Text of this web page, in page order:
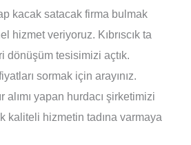
kacak satacak firma bulmak
hizmet veriyoruz. Kıbrıscık ta
dönüşüm tesisimizi açtık.
sormak için arayınız.
alımı yapan hurdacı şirketimizi
kaliteli hizmetin tadına varmaya